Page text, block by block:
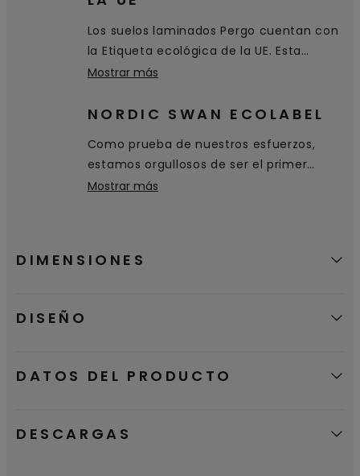
Los suelos laminados Pergo cuentan con
la Etiqueta ecológica de la UE. Esta
certificación de excelencia
y servicios que cumplen con altos
de su ciclo de vida: desde la extracción
de materias primas hasta la producción,
distribución y eliminación.
Mostrar más
NORDIC SWAN ECOLABEL
Como prueba de nuestros esfuerzos,
estamos orgullosos de ser el primer
fabricante de suelos en recibir la
Mostrar más
DIMENSIONES
DISEÑO
DATOS DEL PRODUCTO
DESCARGAS